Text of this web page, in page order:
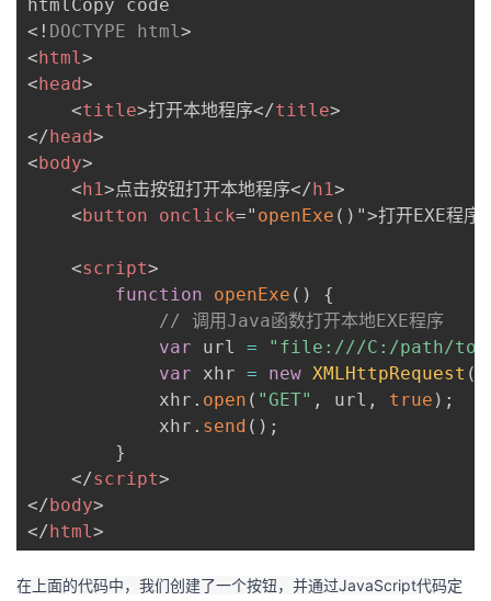
我
课
的
我
<! DOCTYPE html>
<html>
<head>
<title>打开本地程序</title>
</head>
<body>
<h1>点击按钮打开本地程序</h1>
<button onclick=" openExe ( ) ">打开EXE程序
<script>
function
openExe ( )
{
// 调用Java函数打开本地EXE程序
var url =
"file:///C:/path/to/
var xhr = new XMLHttpRequest (
            xhr
. open ( "GET" , url , true ) ;
            xhr
. send ( ) ;
}
</script>
</body>
</html>
在上面的代码中，我们创建了一个按钮，并通过JavaScript代码定